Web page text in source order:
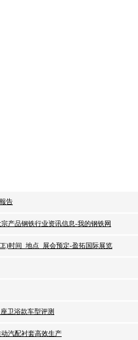
告
产品钢铁行业资讯信息-我的钢铁网
时间_地点_展会预定-盈拓国际展览
卫浴款车型评测
汽配衬套高效生产